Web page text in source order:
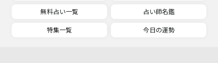
無料占い一覧
占い師名鑑
特集一覧
今日の運勢